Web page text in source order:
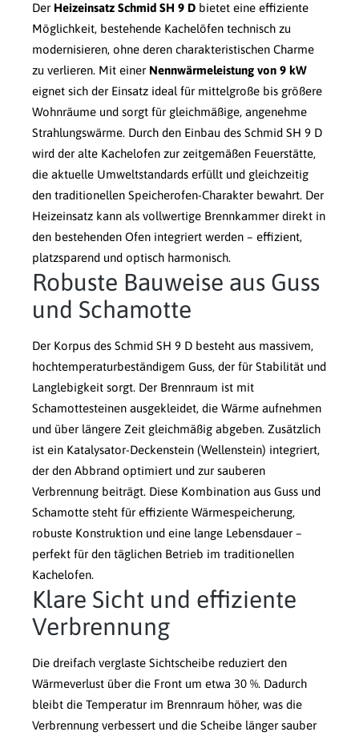
Der Heizeinsatz Schmid SH 9 D bietet eine effiziente
Möglichkeit, bestehende Kachelöfen technisch zu
modernisieren, ohne deren charakteristischen Charme
zu verlieren. Mit einer Nennwärmeleistung von 9 kW
eignet sich der Einsatz ideal für mittelgroße bis größere
Wohnräume und sorgt für gleichmäßige, angenehme
Strahlungswärme. Durch den Einbau des Schmid SH 9 D
wird der alte Kachelofen zur zeitgemäßen Feuerstätte,
die aktuelle Umweltstandards erfüllt und gleichzeitig
den traditionellen Speicherofen-Charakter bewahrt. Der
Heizeinsatz kann als vollwertige Brennkammer direkt in
den bestehenden Ofen integriert werden – effizient,
platzsparend und optisch harmonisch.
Robuste Bauweise aus Guss
und Schamotte
Der Korpus des Schmid SH 9 D besteht aus massivem,
hochtemperaturbeständigem Guss, der für Stabilität und
Langlebigkeit sorgt. Der Brennraum ist mit
Schamottesteinen ausgekleidet, die Wärme aufnehmen
und über längere Zeit gleichmäßig abgeben. Zusätzlich
ist ein Katalysator-Deckenstein (Wellenstein) integriert,
der den Abbrand optimiert und zur sauberen
Verbrennung beiträgt. Diese Kombination aus Guss und
Schamotte steht für effiziente Wärmespeicherung,
robuste Konstruktion und eine lange Lebensdauer –
perfekt für den täglichen Betrieb im traditionellen
Kachelofen.
Klare Sicht und effiziente
Verbrennung
Die dreifach verglaste Sichtscheibe reduziert den
Wärmeverlust über die Front um etwa 30 %. Dadurch
bleibt die Temperatur im Brennraum höher, was die
Verbrennung verbessert und die Scheibe länger sauber